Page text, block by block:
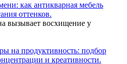
как антикварная мебель
оттенков.
вызывает восхищение у